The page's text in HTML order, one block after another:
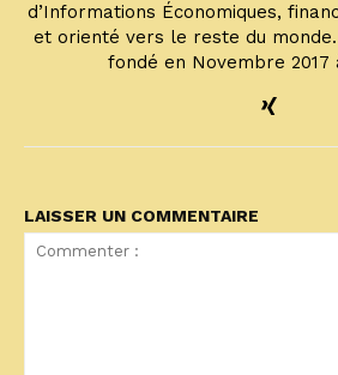
d’Informations Économiques,
et orienté vers le reste du
fondé en Novembre 2017
LAISSER UN COMMENTAIRE